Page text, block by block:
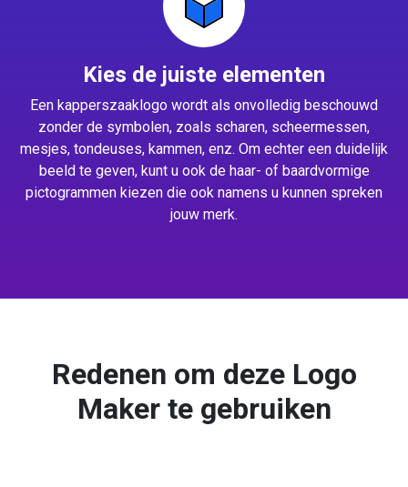
Kies de juiste elementen
Een kapperszaaklogo wordt als onvolledig beschouwd
zonder de symbolen, zoals scharen, scheermessen,
mesjes, tondeuses, kammen, enz. Om echter een duidelijk
beeld te geven, kunt u ook de haar- of baardvormige
pictogrammen kiezen die ook namens u kunnen spreken
jouw merk.
Redenen om deze Logo
Maker te gebruiken